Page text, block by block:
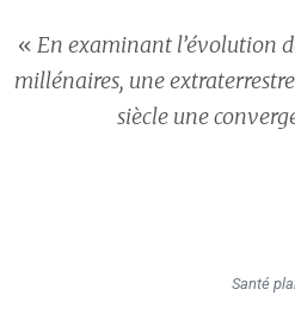
« En examinant l’évolution
millénaires, une
siècle une
Santé